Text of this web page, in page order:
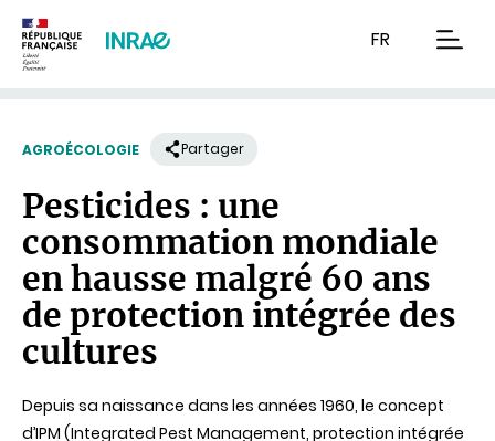
FR
AGROÉCOLOGIE Partager
Pesticides : une
consommation mondiale
en hausse malgré 60 ans
de protection intégrée des
cultures
Depuis sa naissance dans les années 1960, le concept
d’IPM (Integrated Pest Management, protection intégrée